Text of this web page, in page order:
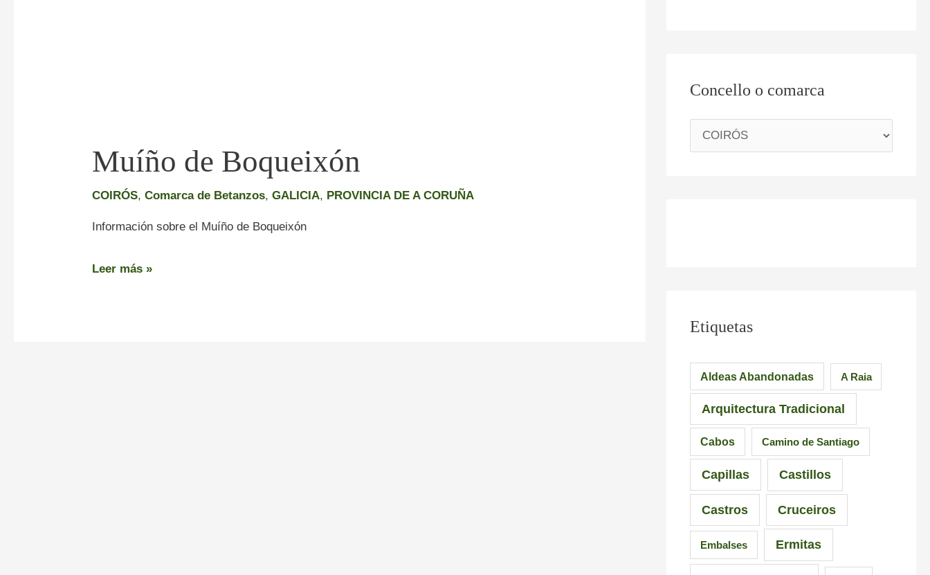
Muíño de Boqueixón
COIRÓS,Comarca de Betanzos,GALICIA, PROVINCIA DE A CORUÑA
Información sobre el Muíño de Boqueixón
Leer más »
Concello o comarca
Etiquetas
Aldeas Abandonadas A Raia
Arquitectura Tradicional
Cabos Camino de Santiago
Capillas Castillos
Castros Cruceiros
Embalses Ermitas